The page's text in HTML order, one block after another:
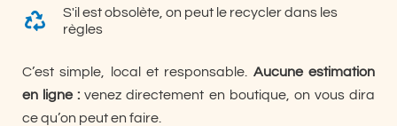
S'il est obsolète, on peut le recycler dans les
règles
C’est simple, local et responsable. Aucune estimation
en ligne : venez directement en boutique, on vous dira
ce qu’on peut en faire.